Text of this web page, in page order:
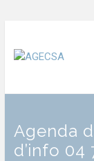
Agenda
d’info 04